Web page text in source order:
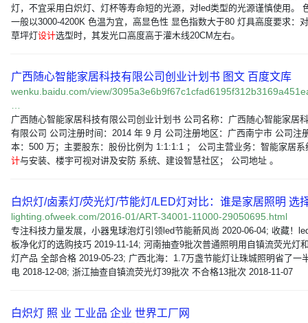
灯，不宜采用白炽灯、灯杯等寿命短的光源，对led类型的光源谨慎使用。
一般以3000-4200K 色温为宜，高显色性 显色指数大于80 灯具高度要求：
草坪灯设计选型时，其发光口高度高于灌木线20CM左右。
广西随心智能家居科技有限公司创业计划书 图文 百度文库
wenku.baidu.com/view/
广西随心智能家居科技有限公司创业计划书 公司名称：广西随心智能家居
有限公司 公司注册时间：2014 年 9 月 公司注册地区：广西南宁市 公司注
本：500 万；主要股东：股份比例为 1:1:1:1 ； 公司主营业务：智能家居系
计与安装、楼宇可视对讲及安防 系统、建设智慧社区； 公司地址 。
白炽灯/卤素灯/荧光灯/节能灯/LED灯对比：谁是家居照明 选
lighting.ofweek.com/2016-01/ART-34001-11000-29050695.html
专注科技力量发展，小器鬼球泡灯引领led节能新风尚 2020-06-04; 收藏！
板净化灯的选购技巧 2019-11-14; 河南抽查9批次普通照明用自镇流荧光灯
灯产品 全部合格 2019-05-23; 广西北海：1.7万盏节能灯让珠城照明省了一
电 2018-12-08; 浙江抽查自镇流荧光灯39批次 不合格13批次 2018-11-07
白炽灯 照 业 工业品 企业 世界工厂网